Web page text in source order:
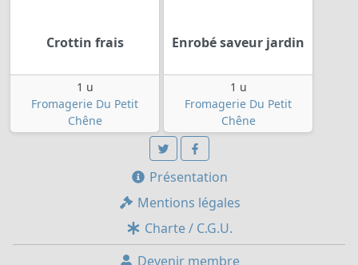
Crottin frais
1 u
Fromagerie Du Petit
Chêne
Enrobé saveur jardin
1 u
Fromagerie Du Petit
Chêne
Présentation
Mentions légales
Charte / C.G.U.
Devenir membre